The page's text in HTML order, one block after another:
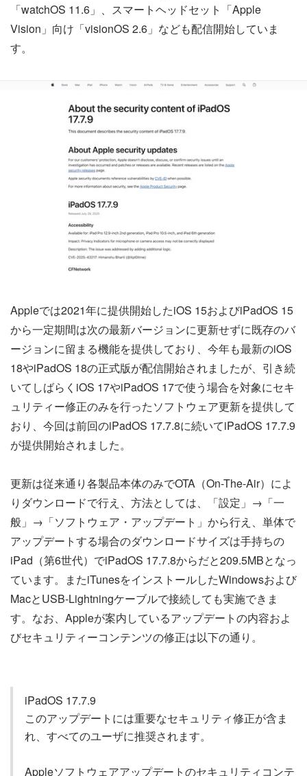
「watchOS 11.6」、スマートヘッドセット「Apple
Vision」向け「visionOS 2.6」なども配信開始していま
す。
Appleでは2021年に提供開始したiOS 15およびiPadOS 15
から一定期間は次の最新バージョンに更新せずに既存のバ
ージョンに留まる機能を提供しており、今年も最新のiOS
18やiPadOS 18の正式版が配信開始されましたが、引き続
いてしばらくiOS 17やiPadOS 17で使う場合を対象にセキ
ュリティー修正のみを行ったソフトウェア更新を提供して
おり、今回は前回のiPadOS 17.7.8に続いてiPadOS 17.7.9
が提供開始されました。
更新は従来通り各製品本体のみでOTA（On-The-Air）によ
りダウンロードで行え、方法としては、「設定」→「一
般」→「ソフトウェア・アップデート」から行え、単体で
アップデートする場合のダウンロードサイズは手持ちの
iPad（第6世代）でiPadOS 17.7.8からだと209.5MBとなっ
ています。またiTunesをインストールしたWindowsおよび
MacとUSB-Lightningケーブルで接続しても実施できま
す。なお、Appleが案内しているアップデートの内容およ
びセキュリティーコンテンツの修正は以下の通り。
iPadOS 17.7.9
このアップデートには重要なセキュリティ修正が含ま
れ、すべてのユーザに推奨されます。
Appleソフトウェアアップデートのセキュリティコンテ